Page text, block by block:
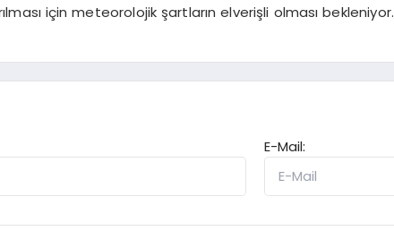
için meteorolojik şartların elverişli olması bekleniyor.
E-Mail: